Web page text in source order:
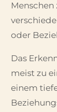
oder
Das
meist zu
einem